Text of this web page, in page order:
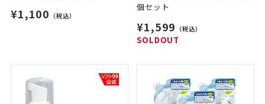
¥1,100 （税込）
個セット
¥1,599 （税込）
SOLDOUT